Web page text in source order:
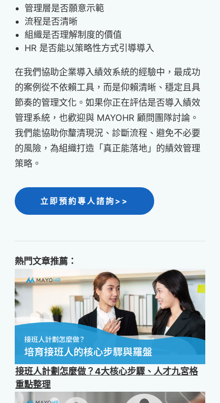
管理層是否願意示範
流程是否清晰
組織是否理解制度的價值
HR 是否能以策略性方式引導導入
在我們協助企業導入績效系統的經驗中，最成功
的案例從不依賴工具，而是仰賴清晰、穩定且具
節奏的管理文化。如果你正在評估是否導入績效
管理系統，也歡迎與 MAYOHR 顧問團隊討論。
我們能協助你釐清現況、診斷流程、避免不必要
的風險，為組織打造「真正能落地」的績效管理
策略。
立即預約專人諮詢>>
熱門文章推薦：
接班人計劃怎麼做？4大核心步驟、人才九宮格
重點整理